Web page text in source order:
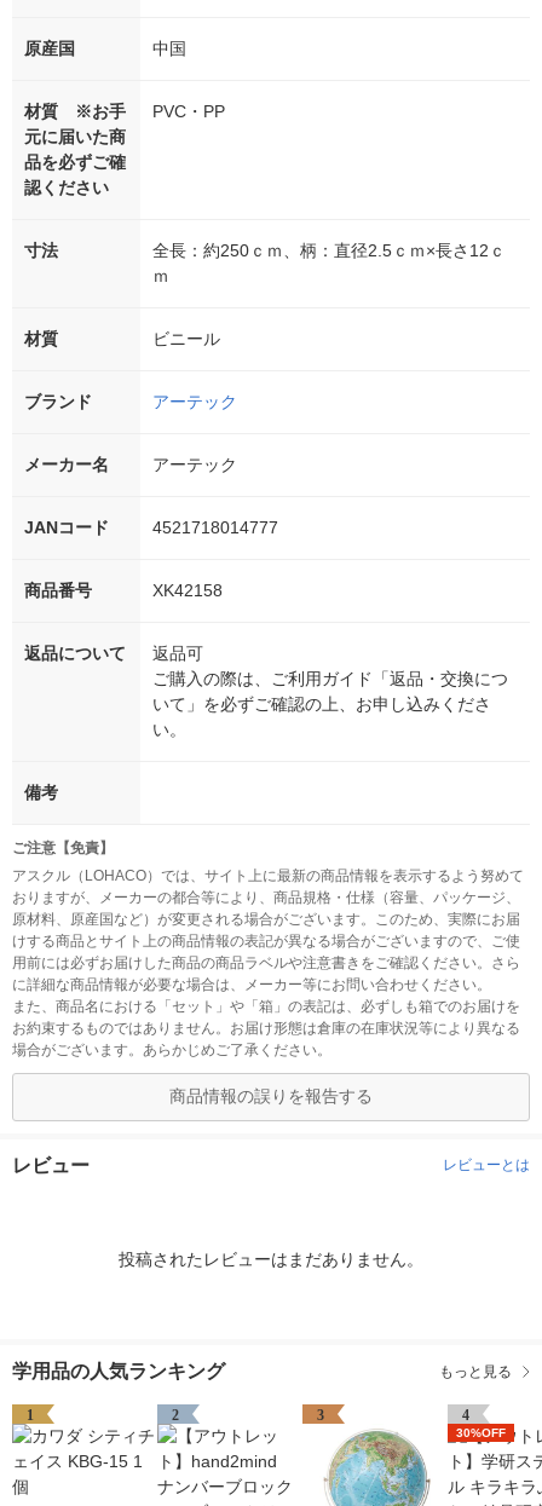
原産国 中国
材質 ※お手
元に届いた商
品を必ずご確
認ください
PVC・PP
寸法
全長：約250ｃｍ、柄：直径2.5ｃｍ×長さ12ｃ
ｍ
材質 ビニール
ブランド アーテック
メーカー名 アーテック
JANコード 4521718014777
商品番号 XK42158
返品について
返品可
ご購入の際は、ご利用ガイド「返品・交換につ
いて」を必ずご確認の上、お申し込みくださ
い。
備考
ご注意【免責】
アスクル（LOHACO）では、サイト上に最新の商品情報を表示するよう努めて
おりますが、メーカーの都合等により、商品規格・仕様（容量、パッケージ、
原材料、原産国など）が変更される場合がございます。このため、実際にお届
けする商品とサイト上の商品情報の表記が異なる場合がございますので、ご使
用前には必ずお届けした商品の商品ラベルや注意書きをご確認ください。さら
に詳細な商品情報が必要な場合は、メーカー等にお問い合わせください。
また、商品名における「セット」や「箱」の表記は、必ずしも箱でのお届けを
お約束するものではありません。お届け形態は倉庫の在庫状況等により異なる
場合がございます。あらかじめご了承ください。
商品情報の誤りを報告する
レビュー レビューとは
投稿されたレビューはまだありません。
学用品の人気ランキング もっと見る
1 2 3 4
30%OFF